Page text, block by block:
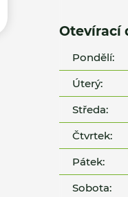
Otevírací
Pondělí:
Úterý:
Středa:
Čtvrtek:
Pátek:
Sobota: